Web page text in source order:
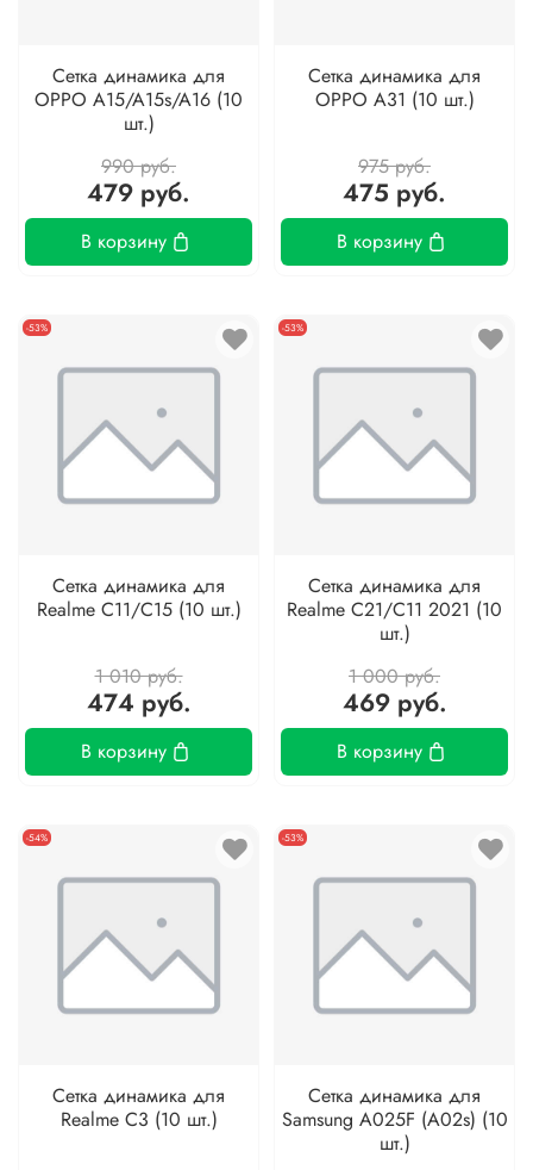
Сетка динамика для
OPPO A15/A15s/A16 (10
шт.)
990 руб.
479 руб.
В корзину
Сетка динамика для
OPPO A31 (10 шт.)
975 руб.
475 руб.
В корзину
-53%
Сетка динамика для
Realme C11/C15 (10 шт.)
1 010 руб.
474 руб.
В корзину
-53%
Сетка динамика для
Realme C21/C11 2021 (10
шт.)
1 000 руб.
469 руб.
В корзину
-54%
Сетка динамика для
Realme C3 (10 шт.)
-53%
Сетка динамика для
Samsung A025F (A02s) (10
шт.)